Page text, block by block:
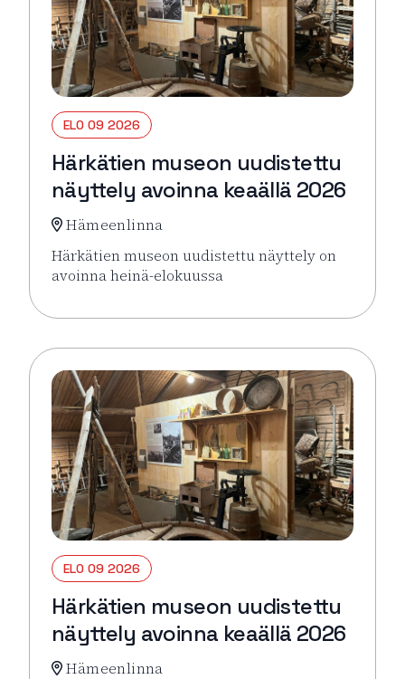
ELO 09 2026
Härkätien museon uudistettu
näyttely avoinna keaällä 2026
Hämeenlinna
Härkätien museon uudistettu näyttely on
avoinna heinä-elokuussa
Lue lisää tapahtumasta Härkätien museon
ELO 09 2026
Härkätien museon uudistettu
näyttely avoinna keaällä 2026
Hämeenlinna